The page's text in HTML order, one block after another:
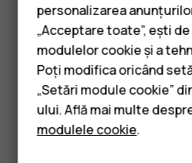
Telefoane
Accesorii
Tablete
personalizarea
„Acceptare toate”, ești
modulelor cookie și a
Poți modifica oricând
„Setări module cookie”
ului. Află mai multe
modulele cookie.